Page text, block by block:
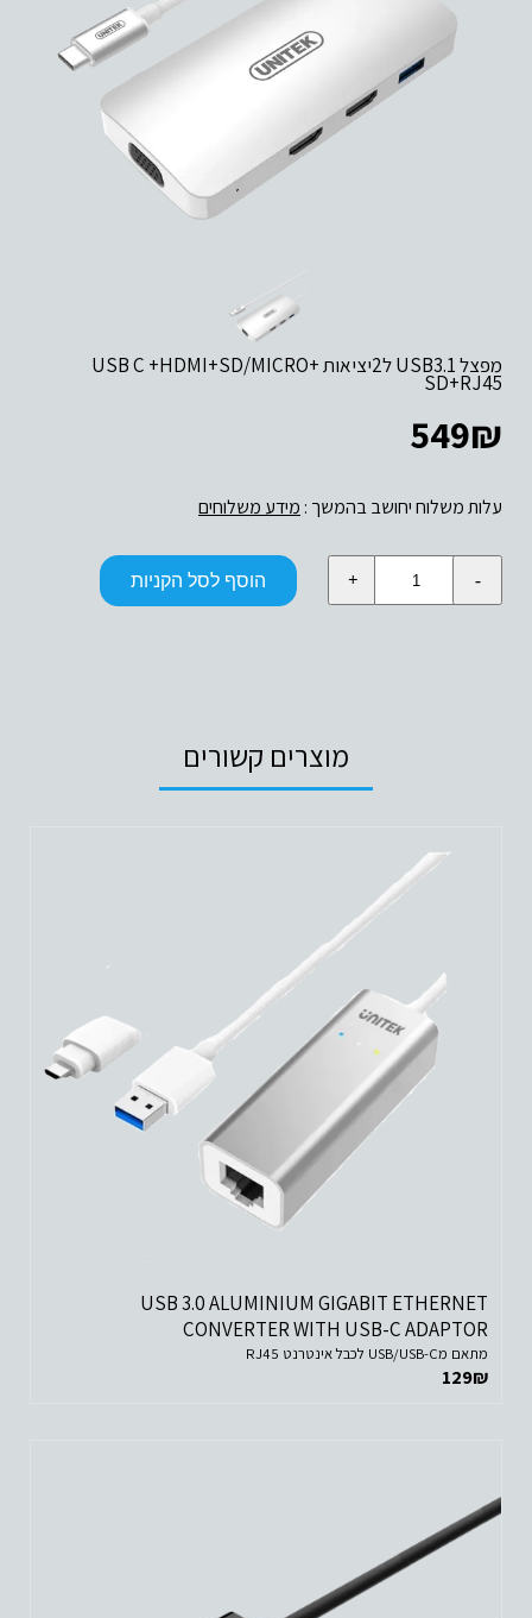
מפצל USB3.1 ל2יציאות +USB C +HDMI+SD/MICRO
SD+RJ45
549₪
עלות משלוח יחושב בהמשך : מידע משלוחים
כמות
הוסף לסל הקניות
מוצרים קשורים
USB 3.0 ALUMINIUM GIGABIT ETHERNET
CONVERTER WITH USB-C ADAPTOR
מתאם מUSB/USB-C לכבל אינטרנט RJ45
129₪